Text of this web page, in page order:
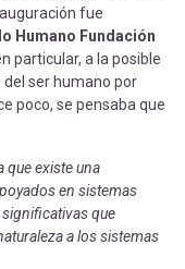
fue
Humano Fundación
particular, a la posible
ser humano por
poco, se pensaba que
que existe una
en sistemas
que
a los sistemas